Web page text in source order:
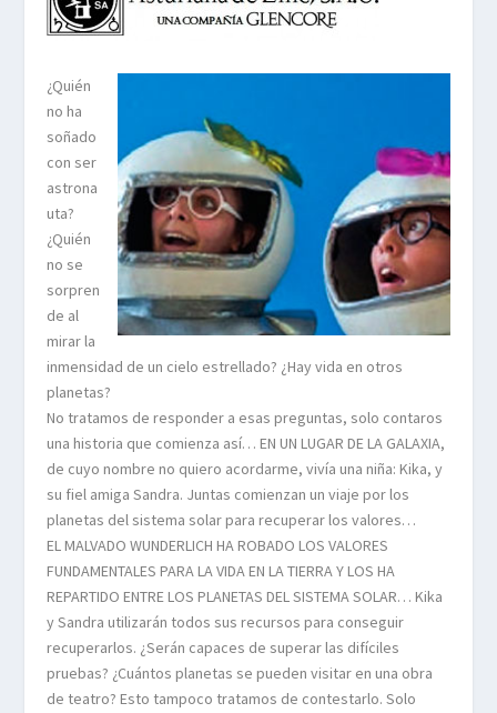
¿Quién
no ha
soñado
con ser
astrona
uta?
¿Quién
no se
sorpren
de al
mirar la
inmensidad de un cielo estrellado? ¿Hay vida en otros
planetas?
No tratamos de responder a esas preguntas, solo contaros
una historia que comienza así… EN UN LUGAR DE LA GALAXIA,
de cuyo nombre no quiero acordarme, vivía una niña: Kika, y
su fiel amiga Sandra. Juntas comienzan un viaje por los
planetas del sistema solar para recuperar los valores…
EL MALVADO WUNDERLICH HA ROBADO LOS VALORES
FUNDAMENTALES PARA LA VIDA EN LA TIERRA Y LOS HA
REPARTIDO ENTRE LOS PLANETAS DEL SISTEMA SOLAR… Kika
y Sandra utilizarán todos sus recursos para conseguir
recuperarlos. ¿Serán capaces de superar las difíciles
pruebas? ¿Cuántos planetas se pueden visitar en una obra
de teatro? Esto tampoco tratamos de contestarlo. Solo